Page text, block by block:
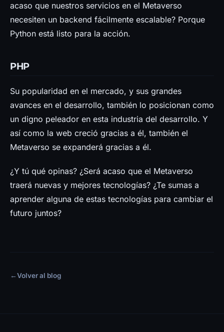
acaso que nuestros servicios en el Metaverso
necesiten un backend fácilmente escalable? Porque
Python está listo para la acción.
PHP
Su popularidad en el mercado, y sus grandes
avances en el desarrollo, también lo posicionan como
un digno peleador en esta industria del desarrollo. Y
así como la web creció gracias a él, también el
Metaverso se expanderá gracias a él.
¿Y tú qué opinas? ¿Será acaso que el Metaverso
traerá nuevas y mejores tecnologías? ¿Te sumas a
aprender alguna de estas tecnologías para cambiar el
futuro juntos?
←Volver al blog